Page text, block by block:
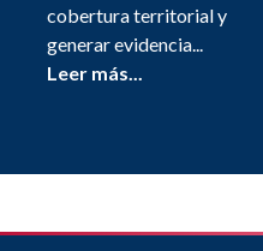
cobertura territorial y
generar evidencia...
Leer más...